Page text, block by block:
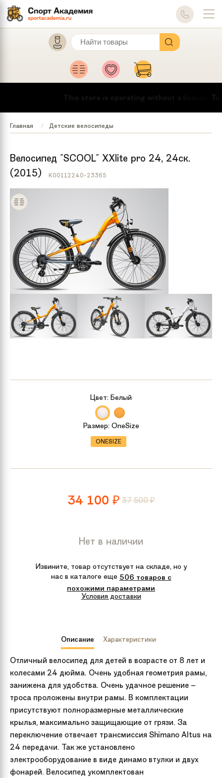
This store is operating without a license. To
Главная Детские велосипеды
Велосипед "SCOOL" XXlite pro 24, 24ск.
(2015)
K00112240-23365
34 100 ₽ 37 500₽
Нет в наличии
Извините, товар отсутствует на складе, но у
нас в каталоге еще 506 товаров с
похожими параметрами
Цвет: Белый
Размер: OneSize
ONESIZE
Условия доставки
Описание Характеристики
Отличный велосипед для детей в возрасте от 8 лет и
колесами 24 дюйма. Очень удобная геометрия рамы,
занижена для удобства. Очень удачное решение –
троса проложены внутри рамы. В комплектации
присутствуют полноразмерные металлические
крылья, максимально защищающие от грязи. За
переключение отвечает трансмиссия Shimano Altus на
24 передачи. Так же установлено
электрооборудование в виде динамо втулки и двух
фонарей. Велосипед укомплектован